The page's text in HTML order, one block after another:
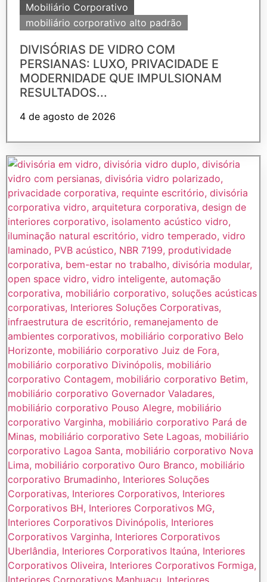
Mobiliário Corporativo
mobiliário corporativo alto padrão
DIVISÓRIAS DE VIDRO COM
PERSIANAS: LUXO, PRIVACIDADE E
MODERNIDADE QUE IMPULSIONAM
RESULTADOS...
4 de agosto de 2026